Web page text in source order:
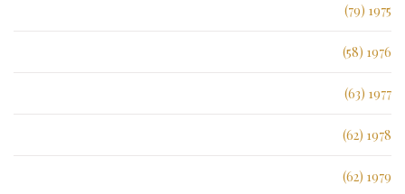
1975 (79)
1976 (58)
1977 (63)
1978 (62)
1979 (62)